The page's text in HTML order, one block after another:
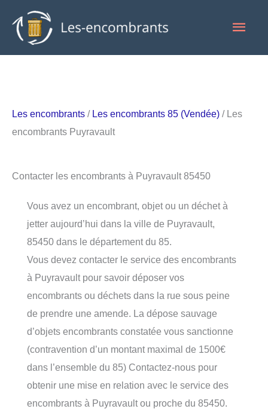
contenu
Les encombrants / Les encombrants 85 (Vendée) / Les
encombrants Puyravault
Contacter les encombrants à Puyravault 85450
Vous avez un encombrant, objet ou un déchet à
jetter aujourd’hui dans la ville de Puyravault,
85450 dans le département du 85.
Vous devez contacter le service des encombrants
à Puyravault pour savoir déposer vos
encombrants ou déchets dans la rue sous peine
de prendre une amende. La dépose sauvage
d’objets encombrants constatée vous sanctionne
(contravention d’un montant maximal de 1500€
dans l’ensemble du 85) Contactez-nous pour
obtenir une mise en relation avec le service des
encombrants à Puyravault ou proche du 85450.